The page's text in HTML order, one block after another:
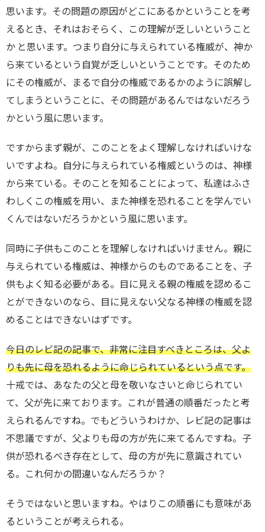
思います。その問題の原因がどこにあるかということを考
えるとき、それはおそらく、この理解が乏しいということ
か と思います。つまり自分に与えられている権威が、神か
ら来ているという自覚が乏しいということです。そのため
にその権威が、まるで自分の権威であるかのように誤解し
てしまうということに、その問題があるんではないだろう
かという風に思います。
ですからまず親が、このことをよく理解しなければいけな
いですよね。自分に与えられている権威というのは、神様
から来ている。そのことを知ることによって、私達はふさ
わしくこの権威を用い、また神様を恐れることを学んでい
くんではないだろうかという風に思います。
同時に子供もこのことを理解しなければいけません。親に
与えられている権威は、神様からのものであることを、子
供もよく知る必要がある。目に見える親の権威を認めるこ
とができないのなら、目に見えない父なる神様の権威を認
めることはできないはずです。
今日のレビ記の記事で、非常に注目すべきところは、父よ
りも先に母を恐れるように命じられているという点です。
十戒では、あなたの父と母を敬いなさいと命じられてい
て、父が先に来ております。これが普通の順番だったと考
えられるんですね。でもどういうわけか、レビ記の記事は
不思議ですが、父よりも母の方が先に来てるんですね。子
供が恐れるべき存在として、母の方が先に意識されてい
る。これ何かの間違いなんだろうか？
そうではないと思いますね。やはりこの順番にも意味があ
るということが考えられる。